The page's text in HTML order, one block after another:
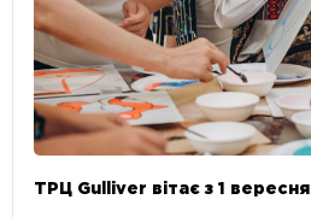
ТРЦ Gulliver вітає з 1 вересня